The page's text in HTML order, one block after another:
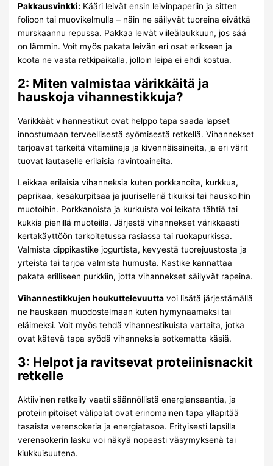
Pakkausvinkki: Kääri leivät ensin leivinpaperiin ja sitten
folioon tai muovikelmulla – näin ne säilyvät tuoreina eivätkä
murskaannu repussa. Pakkaa leivät viileälaukkuun, jos sää
on lämmin. Voit myös pakata leivän eri osat erikseen ja
koota ne vasta retkipaikalla, jolloin leipä ei ehdi kostua.
2: Miten valmistaa värikkäitä ja
hauskoja vihannestikkuja?
Värikkäät vihannestikut ovat helppo tapa saada lapset
innostumaan terveellisestä syömisestä retkellä. Vihannekset
tarjoavat tärkeitä vitamiineja ja kivennäisaineita, ja eri värit
tuovat lautaselle erilaisia ravintoaineita.
Leikkaa erilaisia vihanneksia kuten porkkanoita, kurkkua,
paprikaa, kesäkurpitsaa ja juuriselleriä tikuiksi tai hauskoihin
muotoihin. Porkkanoista ja kurkuista voi leikata tähtiä tai
kukkia pienillä muoteilla. Järjestä vihannekset värikkäästi
kertakäyttöön tarkoitetussa rasiassa tai ruokapurkissa.
Valmista dippikastike jogurtista, kevyestä tuorejuustosta ja
yrteistä tai tarjoa valmista humusta. Kastike kannattaa
pakata erilliseen purkkiin, jotta vihannekset säilyvät rapeina.
Vihannestikkujen houkuttelevuutta voi lisätä järjestämällä
ne hauskaan muodostelmaan kuten hymynaamaksi tai
eläimeksi. Voit myös tehdä vihannestikuista vartaita, jotka
ovat kätevä tapa syödä vihanneksia sotkematta käsiä.
3: Helpot ja ravitsevat proteiinisnackit
retkelle
Aktiivinen retkeily vaatii säännöllistä energiansaantia, ja
proteiinipitoiset välipalat ovat erinomainen tapa ylläpitää
tasaista verensokeria ja energiatasoa. Erityisesti lapsilla
verensokerin lasku voi näkyä nopeasti väsymyksenä tai
kiukkuisuutena.